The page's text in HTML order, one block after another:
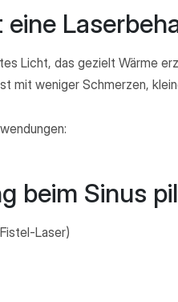
Licht, das gezielt Wärme
mit weniger Schmerzen,
beim Sinus
Laser)